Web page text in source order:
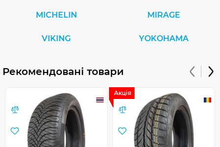
MICHELIN MIRAGE
VIKING YOKOHAMA
Рекомендовані товари
Акція